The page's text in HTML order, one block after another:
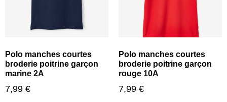
Polo manches courtes
broderie poitrine garçon
marine 2A
7,99 €
Polo manches courtes
broderie poitrine garçon
rouge 10A
7,99 €